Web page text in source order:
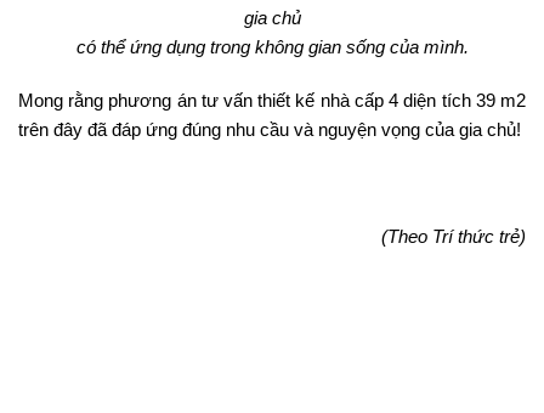
gia chủ
có thể ứng dụng trong không gian sống của mình.
Mong rằng phương án tư vấn thiết kế nhà cấp 4 diện tích 39 m2
trên đây đã đáp ứng đúng nhu cầu và nguyện vọng của gia chủ!
(Theo Trí thức trẻ)